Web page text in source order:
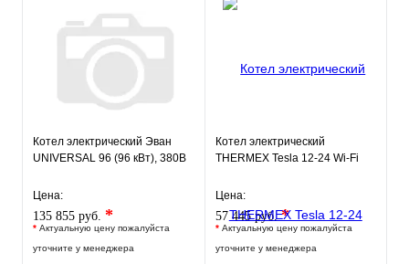
Котел электрический Эван
UNIVERSAL 96 (96 кВт), 380В
Цена:
135 855 руб. *
* Актуальную цену пожалуйста
уточните у менеджера
Котел электрический
THERMEX Tesla 12-24 Wi-Fi
Цена:
57 445 руб.*
* Актуальную цену пожалуйста
уточните у менеджера